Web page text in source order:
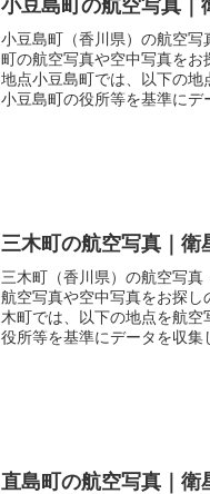
小豆島町の航空写真｜
小豆島町（香川県）の航空
町の航空写真や空中写真を
地点小豆島町では、以下の地
小豆島町の役所等を基準にデ
三木町の航空写真｜衛
三木町（香川県）の航空写
航空写真や空中写真をお探
木町では、以下の地点を航
役所等を基準にデータを収集
直島町の航空写真｜衛